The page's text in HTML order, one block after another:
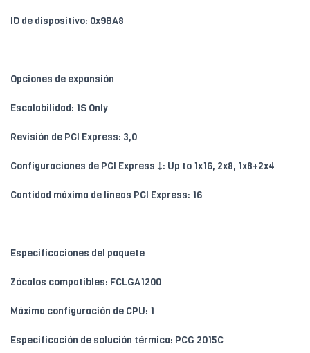
ID de dispositivo: 0x9BA8
Opciones de expansión
Escalabilidad: 1S Only
Revisión de PCI Express: 3,0
Configuraciones de PCI Express ‡: Up to 1x16, 2x8, 1x8+2x4
Cantidad máxima de líneas PCI Express: 16
Especificaciones del paquete
Zócalos compatibles: FCLGA1200
Máxima configuración de CPU: 1
Especificación de solución térmica: PCG 2015C